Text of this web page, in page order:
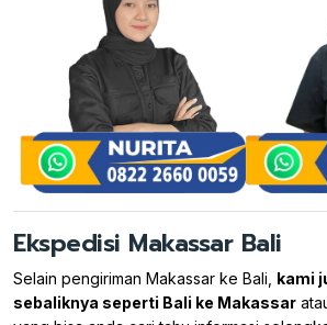
Ekspedisi Makassar Bali
Selain pengiriman Makassar ke Bali, kami
sebaliknya seperti Bali ke Makassar